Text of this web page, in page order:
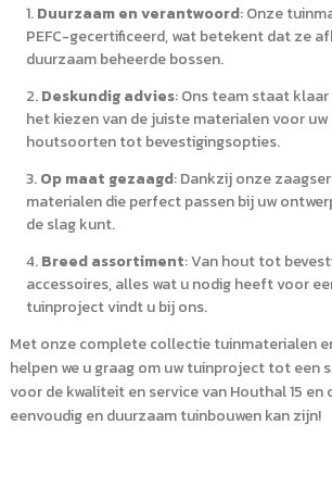
Duurzaam en verantwoord: Onze
PEFC-gecertificeerd, wat betekent dat ze
duurzaam beheerde bossen.
Deskundig advies: Ons team staat
het kiezen van de juiste materialen voor
houtsoorten tot bevestigingsopties.
Op maat gezaagd: Dankzij onze
materialen die perfect passen bij uw
de slag kunt.
Breed assortiment: Van hout tot
accessoires, alles wat u nodig heeft voor
tuinproject vindt u bij ons.
Met onze complete collectie tuinmaterialen
helpen we u graag om uw tuinproject tot een
voor de kwaliteit en service van Houthal 15
eenvoudig en duurzaam tuinbouwen kan zijn!